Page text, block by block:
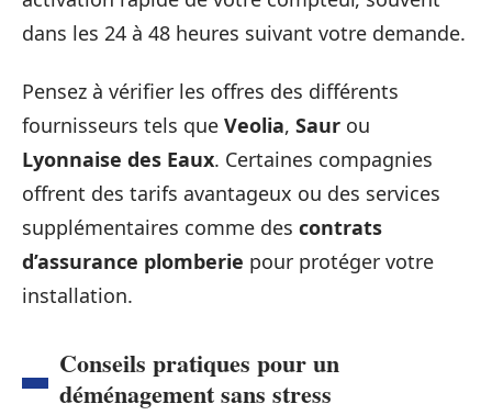
dans les 24 à 48 heures suivant votre demande.
Pensez à vérifier les offres des différents
fournisseurs tels que Veolia, Saur ou
Lyonnaise des Eaux. Certaines compagnies
offrent des tarifs avantageux ou des services
supplémentaires comme des contrats
d’assurance plomberie pour protéger votre
installation.
Conseils pratiques pour un
déménagement sans stress